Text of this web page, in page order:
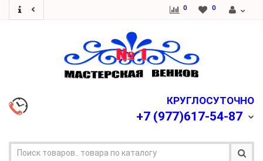
0 0
КРУГЛОСУТОЧНО
+7 (977)617-54-87